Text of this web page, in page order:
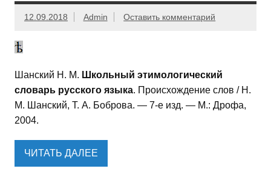
12.09.2018 Admin Оставить комментарий
Шанский Н. М. Школьный этимологический
словарь русского языка. Происхождение слов / Н.
М. Шанский, Т. А. Боброва. — 7-е изд. — М.: Дрофа,
2004.
ЧИТАТЬ ДАЛЕЕ